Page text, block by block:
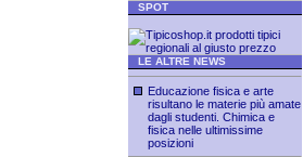
SPOT
LE ALTRE NEWS
Educazione fisica e arte
risultano le materie più amate
dagli studenti. Chimica e
fisica nelle ultimissime
posizioni